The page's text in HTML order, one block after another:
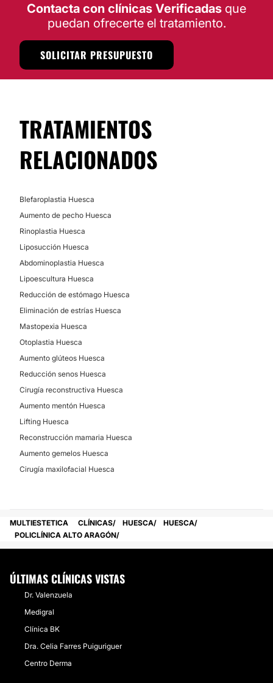
Tratamiento varices
Rejuvenecimiento facial
TRATAMIENTOS ESTÉTICOS
Micropigmentación
Eliminación de tatuajes
Celulitis
Carboxiterapia
Presoterapia
Contacta con clínicas Verificadas que
puedan ofrecerte el tratamiento.
SOLICITAR PRESUPUESTO
TRATAMIENTOS
RELACIONADOS
Blefaroplastia Huesca
Aumento de pecho Huesca
Rinoplastia Huesca
Liposucción Huesca
Abdominoplastia Huesca
Lipoescultura Huesca
Reducción de estómago Huesca
Eliminación de estrías Huesca
Mastopexia Huesca
Otoplastia Huesca
Aumento glúteos Huesca
Reducción senos Huesca
Cirugía reconstructiva Huesca
Aumento mentón Huesca
Lifting Huesca
Reconstrucción mamaria Huesca
Aumento gemelos Huesca
Cirugía maxilofacial Huesca
MULTIESTETICA CLÍNICAS HUESCA
HUESCA
POLICLÍNICA ALTO ARAGÓN
ÚLTIMAS CLÍNICAS VISTAS
Dr. Valenzuela
Medigral
Clínica BK
Dra. Celia Farres Puiguriguer
Centro Derma